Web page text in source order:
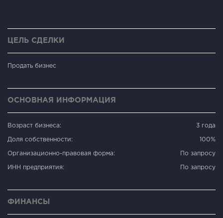
ЦЕЛЬ СДЕЛКИ
Продать бизнес
ОСНОВНАЯ ИНФОРМАЦИЯ
Возраст бизнеса: 3 года
Доля собственности: 100%
Организационно-правовая форма: По запросу
ИНН предприятия: По запросу
ФИНАНСЫ